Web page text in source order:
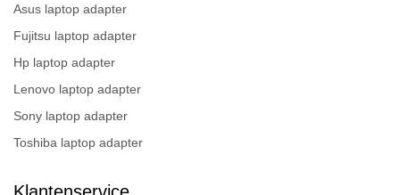
Asus laptop adapter
Fujitsu laptop adapter
Hp laptop adapter
Lenovo laptop adapter
Sony laptop adapter
Toshiba laptop adapter